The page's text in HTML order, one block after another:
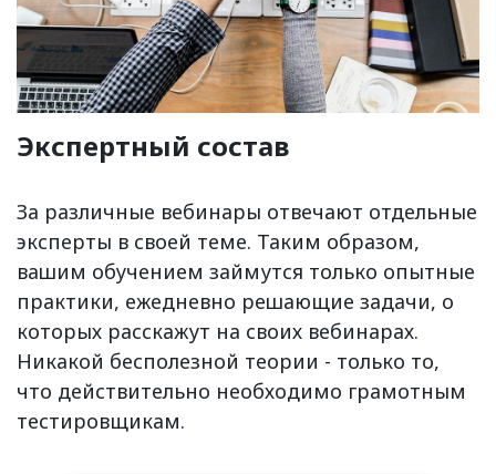
Экспертный состав
За различные вебинары отвечают отдельные
эксперты в своей теме. Таким образом,
вашим обучением займутся только опытные
практики, ежедневно решающие задачи, о
которых расскажут на своих вебинарах.
Никакой бесполезной теории - только то,
что действительно необходимо грамотным
тестировщикам.